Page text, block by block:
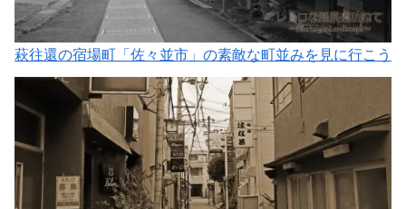
萩往還の宿場町「佐々並市」の素敵な町並みを見に行こう